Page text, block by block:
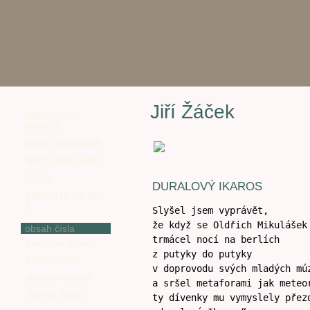
obsah čísla
Jiří Žáček
DURALOVÝ IKAROS
Slyšel jsem vyprávět,
že když se Oldřich Mikulášek
trmácel nocí na berlích
z putyky do putyky
v doprovodu svých mladých
a sršel metaforami jak
ty dívenky mu vymyslely